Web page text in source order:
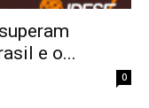
e o...
0